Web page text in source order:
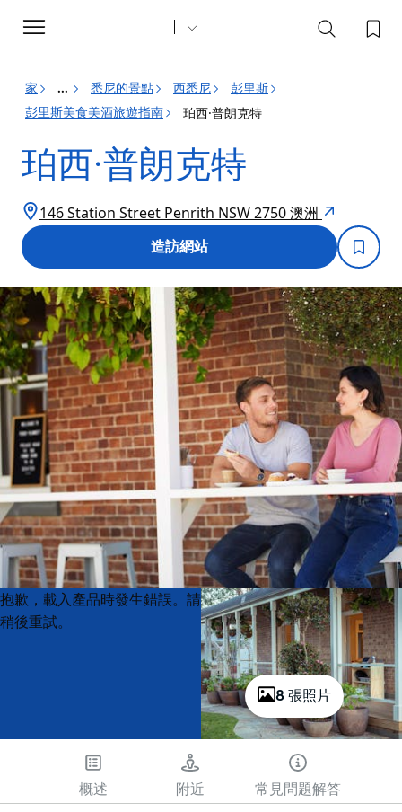
Toggle
navigation
家 ... 悉尼的景點 西悉尼
彭里斯
彭里斯美食美酒旅遊指南
珀西·普朗克特
珀西·普朗克特
146 Station Street Penrith NSW 2750 澳洲
造訪網站
8 張照片
Product
List
Product
List
抱歉，載入產品時發生錯誤。請
稍後重試。
概述 附近 常見問題解答